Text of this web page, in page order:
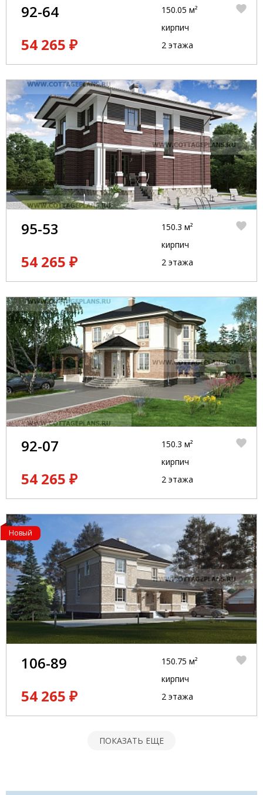
92-64
54 265 ₽
150.05 м²
кирпич
2 этажа
95-53
54 265 ₽
150.3 м²
кирпич
2 этажа
92-07
54 265 ₽
150.3 м²
кирпич
2 этажа
Новый
106-89
54 265 ₽
150.75 м²
кирпич
2 этажа
ПОКАЗАТЬ ЕЩЕ